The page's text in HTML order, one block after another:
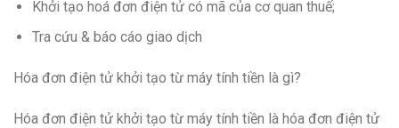
Khởi tạo hoá đơn điện tử có mã của cơ quan thuế;
Tra cứu & báo cáo giao dịch
Hóa đơn điện tử khởi tạo từ máy tính tiền là gì?
Hóa đơn điện tử khởi tạo từ máy tính tiền là hóa đơn điện tử